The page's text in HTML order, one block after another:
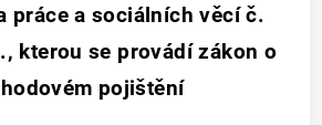
práce a sociálních věcí č.
kterou se provádí zákon o
pojištění